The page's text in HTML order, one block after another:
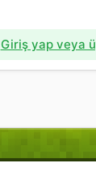
Giriş yap veya